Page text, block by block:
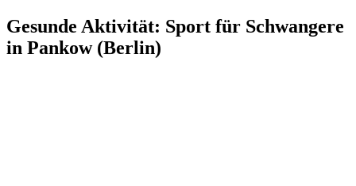
Gesunde Aktivität: Sport für Schwangere
in Pankow (Berlin)